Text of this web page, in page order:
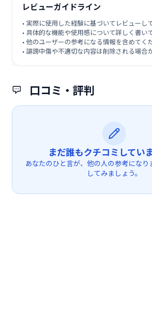
口コミ・評判
まだ誰もクチコミしてい
あなたのひと言が、他の人の参考になり
してみましょう。
レビューガイドライン
• 実際に使用した経験に基づいてレビューし
• 具体的な機能や使用感について詳しく書い
• 他のユーザーの参考になる情報を含めてく
• 誹謗中傷や不適切な内容は削除される場合